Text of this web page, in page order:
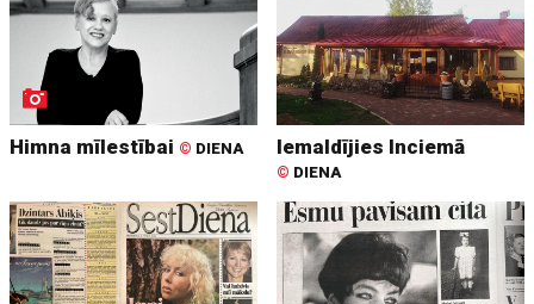
Himna mīlestībai © DIENA Iemaldījies Inciemā
© DIENA